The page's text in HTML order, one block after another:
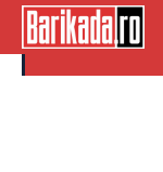
enoriasi